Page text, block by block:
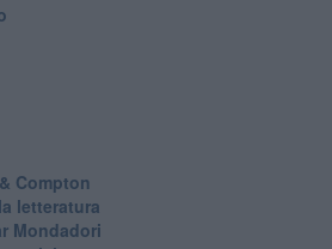
Compton
letteratura
Mondadori